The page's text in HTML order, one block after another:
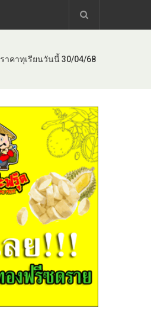
ราคาทุเรียนวันนี้ 30/04/68